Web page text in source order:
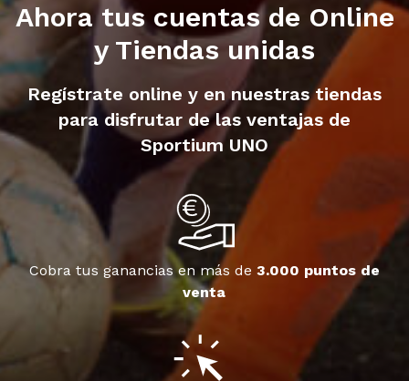
Ahora tus cuentas de Online
y Tiendas unidas
Regístrate online y en nuestras tiendas
para disfrutar de las ventajas de
Sportium UNO
Cobra tus ganancias en más de 3.000 puntos de
venta